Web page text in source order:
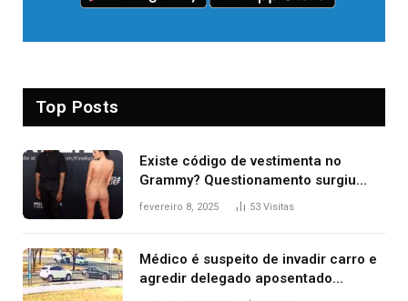
Top Posts
Existe código de vestimenta no
Grammy? Questionamento surgiu
após Bianca Censori, mulher de
fevereiro 8, 2025 53 Visitas
Médico é suspeito de invadir carro e
agredir delegado aposentado